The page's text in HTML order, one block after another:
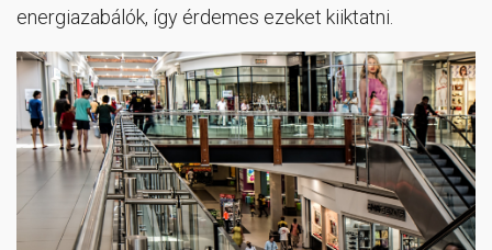
energiazabálók, így érdemes ezeket kiiktatni.